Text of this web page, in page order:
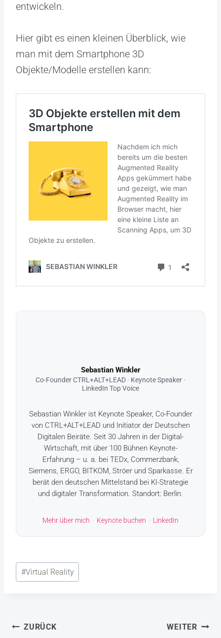
entwickeln.
Hier gibt es einen kleinen Überblick, wie
man mit dem Smartphone 3D
Objekte/Modelle erstellen kann:
Sebastian Winkler
Co-Founder CTRL+ALT+LEAD · Keynote Speaker ·
LinkedIn Top Voice
Sebastian Winkler ist Keynote Speaker, Co-Founder
von CTRL+ALT+LEAD und Initiator der Deutschen
Digitalen Beiräte. Seit 30 Jahren in der Digital-
Wirtschaft, mit über 100 Bühnen Keynote-
Erfahrung – u. a. bei TEDx, Commerzbank,
Siemens, ERGO, BITKOM, Ströer und Sparkasse. Er
berät den deutschen Mittelstand bei KI-Strategie
und digitaler Transformation. Standort: Berlin.
Mehr über mich · Keynote buchen · LinkedIn
Schlagworte:
#Virtual Reality
Beitragsnavigation
ZURÜCK WEITER